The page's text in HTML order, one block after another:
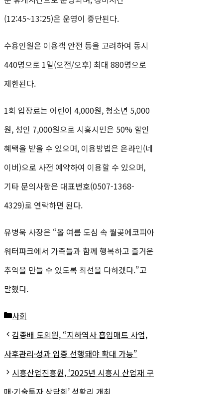
(12:45~13:25)은 운영이 중단된다.
수용인원은 이용객 안전 등을 고려하여 동시
440명으로 1일(오전/오후) 최대 880명으로
제한된다.
1회 입장료는 어린이 4,000원, 청소년 5,000
원, 성인 7,000원으로 시흥시민은 50% 할인
혜택을 받을 수 있으며, 이용방법은 온라인(네
이버)으로 사전 예약하여 이용할 수 있으며,
기타 문의사항은 대표번호(0507-1368-
4329)로 연락하면 된다.
유병욱 사장은 “올 여름 도심 속 월곶에코피아
워터파크에서 가족들과 함께 행복하고 즐거운
추억을 만들 수 있도록 최선을 다하겠다.”고
말했다.
카
테
고
리
사회
김종배 도의원, “지하역사 흡입매트 사업,
사후관리·성과 입증 선행돼야 확대 가능”
시흥산업진흥원, ‘2025년 시흥시 산업재 구
매·기술투자 상담회’ 성황리 개최